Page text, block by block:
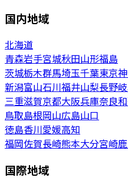
国内地域
北海道
青森岩手宮城秋田山形福島
茨城栃木群馬埼玉千葉東京
新潟富山石川福井山梨長野
三重滋賀京都大阪兵庫奈良
鳥取島根岡山広島山口
徳島香川愛媛高知
福岡佐賀長崎熊本大分宮崎
国際地域